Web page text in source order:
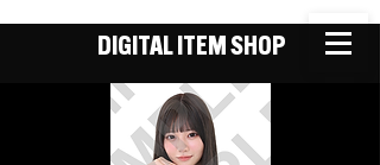
DIGITAL ITEM SHOP